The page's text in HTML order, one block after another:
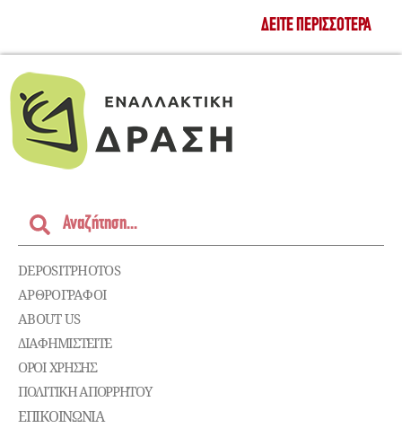
ΔΕΊΤΕ ΠΕΡΙΣΣΌΤΕΡΑ
DEPOSITPHOTOS
ΑΡΘΡΟΓΡΑΦΟΙ
ABOUT US
ΔΙΑΦΗΜΙΣΤΕΊΤΕ
ΌΡΟΙ ΧΡΉΣΗΣ
ΠΟΛΙΤΙΚΉ ΑΠΟΡΡΉΤΟΥ
ΕΠΙΚΟΙΝΩΝΊΑ